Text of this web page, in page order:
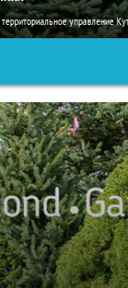
управление